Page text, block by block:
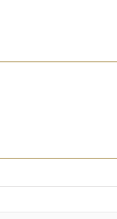
divers et riches, souvent